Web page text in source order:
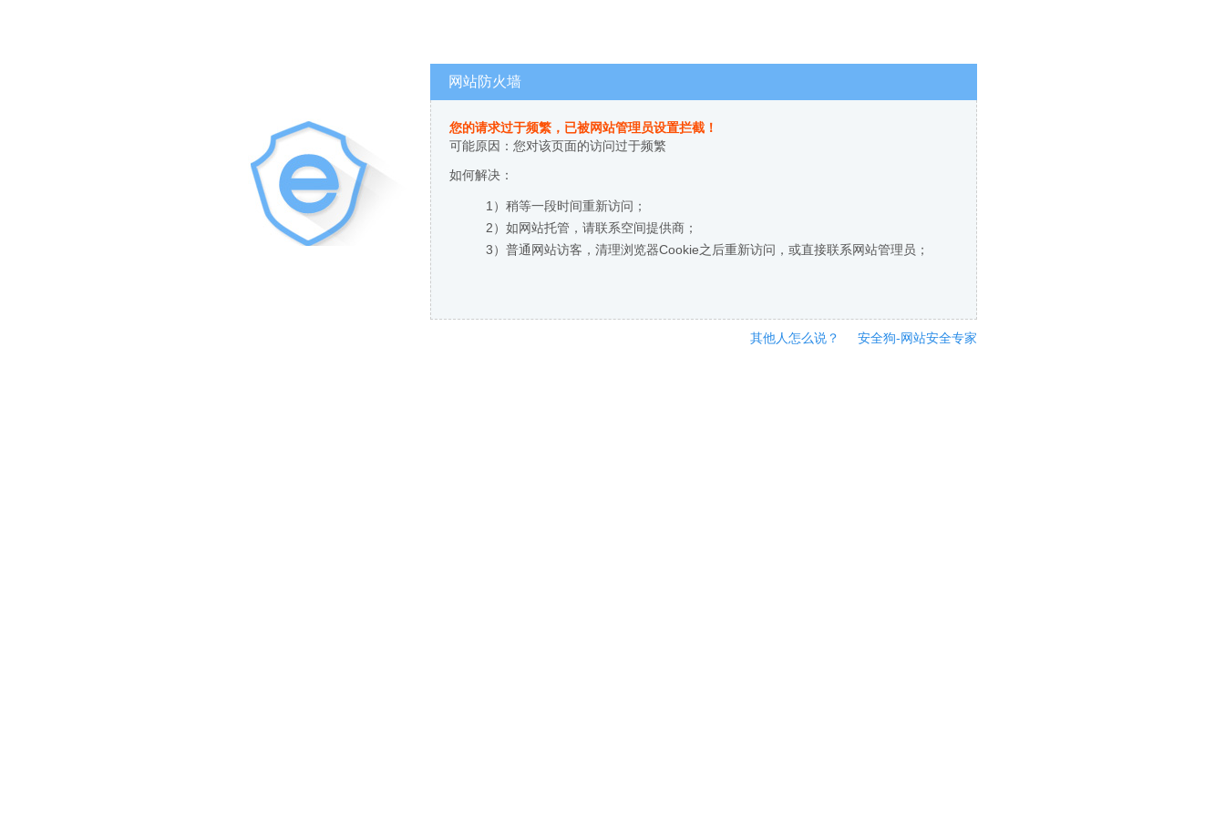
网站防火墙
您的请求过于频繁，已被网站管理员设置拦截！
可能原因：您对该页面的访问过于频繁
如何解决：
1）稍等一段时间重新访问；
2）如网站托管，请联系空间提供商；
3）普通网站访客，清理浏览器Cookie之后重新访问，或直接联系网站管理员；
其他人怎么说？ 安全狗-网站安全专家